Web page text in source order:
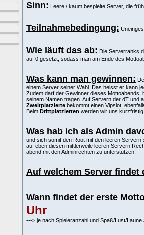
Sinn: Leere / kaum bespielte Server, die
Teilnahmebedingung:
Wie läuft das ab: Die Serverranks
auf 0 gesetzt, sodass man am Ende des
Was kann man gewinnen:
einem Server seiner Wahl. Das heisst er kann
Zudem darf der Gewinner dieses Mottoabends,
seinem Namen tragen. Auf Servern der dT und
Zweitplatzierte bekommt einen Vipslot,
Beim Drittplatzierten werden wir uns
Was hab ich als Admin
und sich somit den Root mit den leeren
auf eben diesen mittlerweile leeren Servern
abend mit den Adminrechten zu unterstützen.
Auf welchem Server findet
Wann findet der erste
Uhr
---> je nach Spieleranzahl und Spaß/Lust/